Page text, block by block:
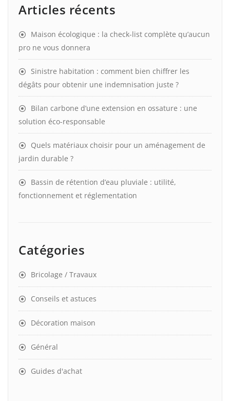
Articles récents
Maison écologique : la check-list complète qu’aucun
pro ne vous donnera
Sinistre habitation : comment bien chiffrer les
dégâts pour obtenir une indemnisation juste ?
Bilan carbone d’une extension en ossature : une
solution éco-responsable
Quels matériaux choisir pour un aménagement de
jardin durable ?
Bassin de rétention d’eau pluviale : utilité,
fonctionnement et réglementation
Catégories
Bricolage / Travaux
Conseils et astuces
Décoration maison
Général
Guides d'achat